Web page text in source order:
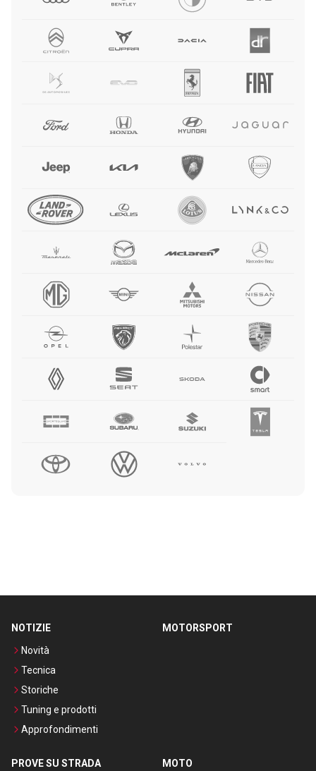
NOTIZIE
Novità
Tecnica
Storiche
Tuning e prodotti
Approfondimenti
MOTORSPORT
PROVE SU STRADA MOTO